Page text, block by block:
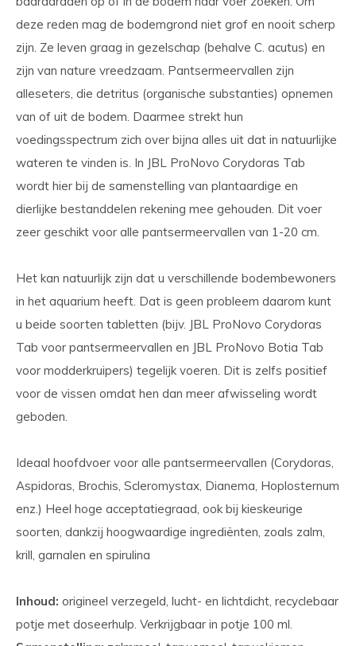
deze reden mag de bodemgrond niet grof en nooit scherp
zijn. Ze leven graag in gezelschap (behalve C. acutus) en
zijn van nature vreedzaam. Pantsermeervallen zijn
alleseters, die detritus (organische substanties) opnemen
van of uit de bodem. Daarmee strekt hun
voedingsspectrum zich over bijna alles uit dat in natuurlijke
wateren te vinden is. In JBL ProNovo Corydoras Tab
wordt hier bij de samenstelling van plantaardige en
dierlijke bestanddelen rekening mee gehouden. Dit voer
zeer geschikt voor alle pantsermeervallen van 1-20 cm.
Het kan natuurlijk zijn dat u verschillende bodembewoners
in het aquarium heeft. Dat is geen probleem daarom kunt
u beide soorten tabletten (bijv. JBL ProNovo Corydoras
Tab voor pantsermeervallen en JBL ProNovo Botia Tab
voor modderkruipers) tegelijk voeren. Dit is zelfs positief
voor de vissen omdat hen dan meer afwisseling wordt
geboden.
Ideaal hoofdvoer voor alle pantsermeervallen (Corydoras,
Aspidoras, Brochis, Scleromystax, Dianema, Hoplosternum
enz.) Heel hoge acceptatiegraad, ook bij kieskeurige
soorten, dankzij hoogwaardige ingrediënten, zoals zalm,
krill, garnalen en spirulina
Inhoud: origineel verzegeld, lucht- en lichtdicht, recyclebaar
potje met doseerhulp. Verkrijgbaar in potje 100 ml.